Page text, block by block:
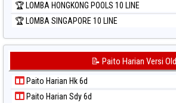
🏆 LOMBA HONGKONG POOLS 10 LINE
🏆 LOMBA SINGAPORE 10 LINE
📝 Paito Harian Versi Old
Paito Harian Hk 6d
Paito Harian Sdy 6d